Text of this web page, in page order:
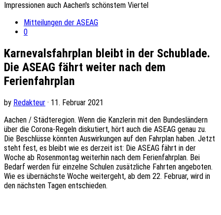
Impressionen auch Aachen's schönstem Viertel
Mitteilungen der ASEAG
0
Karnevalsfahrplan bleibt in der Schublade.
Die ASEAG fährt weiter nach dem
Ferienfahrplan
by Redakteur · 11. Februar 2021
Aachen / Städteregion. Wenn die Kanzlerin mit den Bundesländern
über die Corona-Regeln diskutiert, hört auch die ASEAG genau zu.
Die Beschlüsse könnten Auswirkungen auf den Fahrplan haben. Jetzt
steht fest, es bleibt wie es derzeit ist: Die ASEAG fährt in der
Woche ab Rosenmontag weiterhin nach dem Ferienfahrplan. Bei
Bedarf werden für einzelne Schulen zusätzliche Fahrten angeboten.
Wie es übernächste Woche weitergeht, ab dem 22. Februar, wird in
den nächsten Tagen entschieden.